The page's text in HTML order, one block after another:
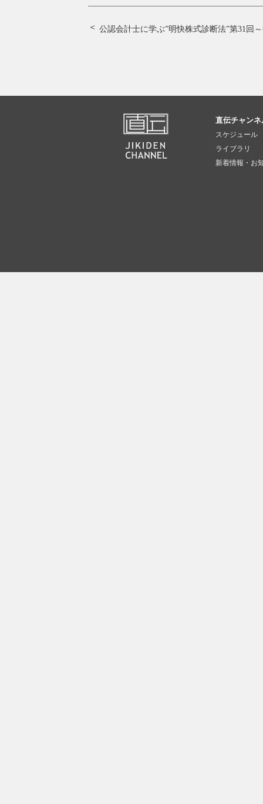
公認会計士に学ぶ”明快株式診断法”第31回
直伝チャン
スケジュール
ライブラリ
新着情報・お